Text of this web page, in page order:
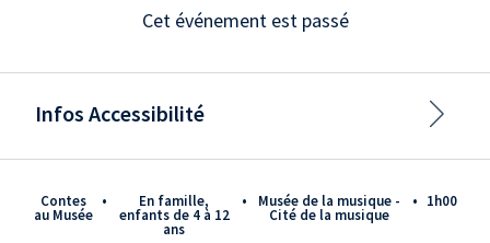
Contes
au Musée
• En famille,
enfants de 4 à 12
ans
• Musée de la musique -
Cité de la musique
• 1h00
Cet événement est passé
Infos Accessibilité